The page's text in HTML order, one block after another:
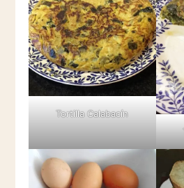
Tortilla Calabacín